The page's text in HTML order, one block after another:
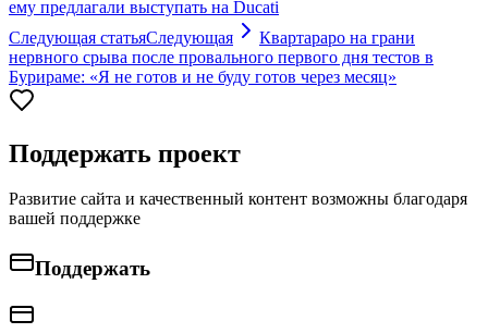
ему предлагали выступать на Ducati
Следующая статьяСледующая
Квартараро на грани
нервного срыва после провального первого дня тестов в
Бурираме: «Я не готов и не буду готов через месяц»
Поддержать проект
Развитие сайта и качественный контент возможны благодаря
вашей поддержке
Поддержать